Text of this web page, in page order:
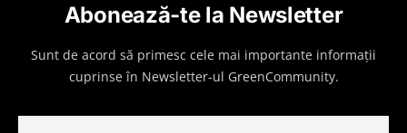
Abonează-te la Newsletter
Sunt de acord să primesc cele mai importante informații
cuprinse în Newsletter-ul GreenCommunity.